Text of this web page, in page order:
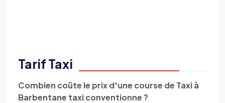
Tarif Taxi
Combien coûte le prix d'une course de Taxi à
Barbentane taxi conventionne ?